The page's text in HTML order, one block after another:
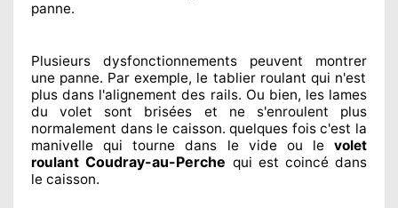
panne.
Plusieurs dysfonctionnements peuvent montrer
une panne. Par exemple, le tablier roulant qui n'est
plus dans l'alignement des rails. Ou bien, les lames
du volet sont brisées et ne s'enroulent plus
normalement dans le caisson. quelques foisc'est la
manivelle qui tourne dans le vide ou le volet
roulant Coudray-au-Perche qui est coincé dans
le caisson.